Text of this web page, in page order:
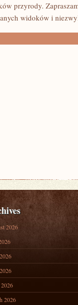
przyrody.
widoków i
2026
2026